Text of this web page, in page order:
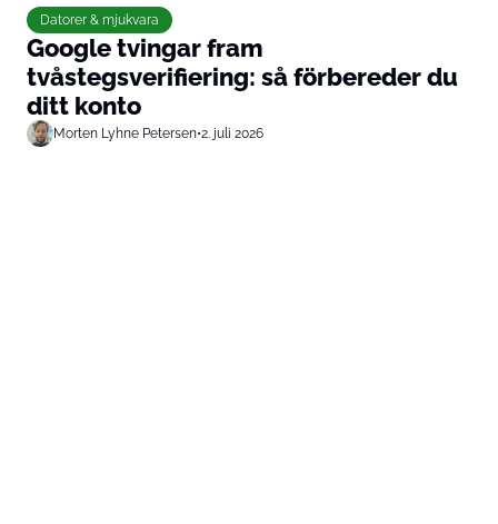
Datorer & mjukvara
Google tvingar fram
tvåstegsverifiering: så förbereder du
ditt konto
Morten Lyhne Petersen•2. juli 2026